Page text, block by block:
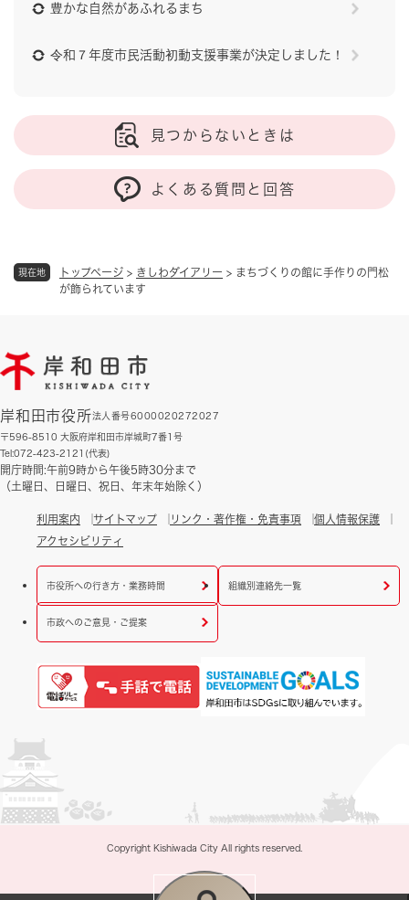
現在地 トップページ > きしわダイアリー > まちづくりの館に手作りの門松
が飾られています
豊かな自然があふれるまち
令和７年度市民活動初動支援事業が決定しました！
見つからないときは
よくある質問と回答
岸和田市役所法人番号6000020272027
〒596-8510 大阪府岸和田市岸城町7番1号
Tel:072-423-2121(代表)
開庁時間:午前9時から午後5時30分まで
（土曜日、日曜日、祝日、年末年始除く）
利用案内 サイトマップ リンク・著作権・免責事項
個人情報保護
アクセシビリティ
市役所への行き方・業務時間 組織別連絡先一覧
市政へのご意見・ご提案
Copyright Kishiwada City All rights reserved.